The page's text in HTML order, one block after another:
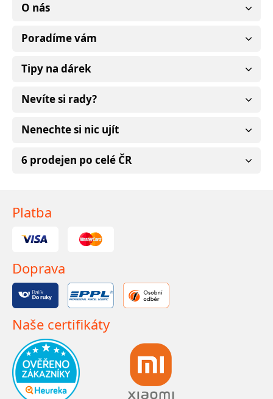
O nás
Poradíme vám
Tipy na dárek
Nevíte si rady?
Nenechte si nic ujít
6 prodejen po celé ČR
Platba
Doprava
Naše certifikáty